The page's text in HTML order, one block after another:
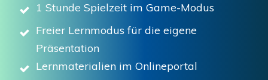
1 Stunde Spielzeit im Game-Modus
Freier Lernmodus für die eigene
Präsentation
Lernmaterialien im Onlineportal